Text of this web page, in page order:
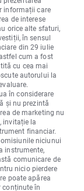
informații care
de interese
orice alte sfaturi,
în sensul
din 29 iulie
cum a fost
cu cea mai
autorului la
în considerare
și nu prezintă
de marketing nu
invitație la
financiar.
niciunui
instrumente,
comunicare de
nicio pierdere
poate apărea
conținute în